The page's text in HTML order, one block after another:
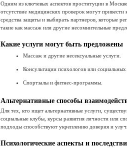
Одним из ключевых аспектов проституции в
отсутствие медицинских проверок могут
средства защиты и выбирать партнеров, которые
такие как массаж или другие несомнительные
Какие услуги могут быть предложены
Массаж и другие несексуальные услуги.
Консультации психологов или
Спортзалы и фитнес-программы.
Альтернативные способы
Для тех, кто ищет альтернативные услуги,
социальные клубы, курсы развития личности или
подходы способствуют укреплению доверия и
Психологические аспекты и